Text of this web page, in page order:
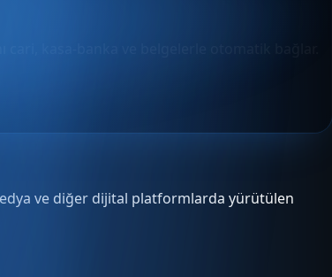
ve diğer dijital platformlarda yürütülen